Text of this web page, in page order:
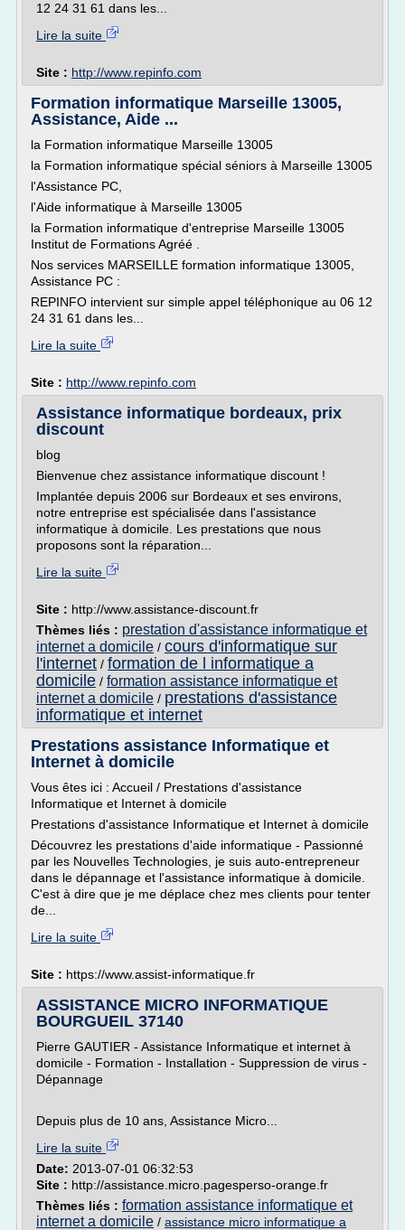
12 24 31 61 dans les...
Lire la suite
Site : http://www.repinfo.com
Formation informatique Marseille 13005,
Assistance, Aide ...
la Formation informatique Marseille 13005
la Formation informatique spécial séniors à Marseille 13005
l'Assistance PC,
l'Aide informatique à Marseille 13005
la Formation informatique d'entreprise Marseille 13005
Institut de Formations Agréé .
Nos services MARSEILLE formation informatique 13005,
Assistance PC :
REPINFO intervient sur simple appel téléphonique au 06 12
24 31 61 dans les...
Lire la suite
Site : http://www.repinfo.com
Assistance informatique bordeaux, prix
discount
blog
Bienvenue chez assistance informatique discount !
Implantée depuis 2006 sur Bordeaux et ses environs,
notre entreprise est spécialisée dans l'assistance
informatique à domicile. Les prestations que nous
proposons sont la réparation...
Lire la suite
Site : http://www.assistance-discount.fr
Thèmes liés : prestation d'assistance informatique et
internet a domicile / cours d'informatique sur
l'internet / formation de l informatique a
domicile / formation assistance informatique et
internet a domicile / prestations d'assistance
informatique et internet
Prestations assistance Informatique et
Internet à domicile
Vous êtes ici : Accueil / Prestations d'assistance
Informatique et Internet à domicile
Prestations d'assistance Informatique et Internet à domicile
Découvrez les prestations d'aide informatique - Passionné
par les Nouvelles Technologies, je suis auto-entrepreneur
dans le dépannage et l'assistance informatique à domicile.
C'est à dire que je me déplace chez mes clients pour tenter
de...
Lire la suite
Site : https://www.assist-informatique.fr
ASSISTANCE MICRO INFORMATIQUE
BOURGUEIL 37140
Pierre GAUTIER - Assistance Informatique et internet à
domicile - Formation - Installation - Suppression de virus -
Dépannage
Depuis plus de 10 ans, Assistance Micro...
Lire la suite
Date: 2013-07-01 06:32:53
Site : http://assistance.micro.pagesperso-orange.fr
Thèmes liés : formation assistance informatique et
internet a domicile / assistance micro informatique a